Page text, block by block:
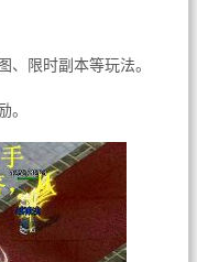
、限时副本等玩法。
。